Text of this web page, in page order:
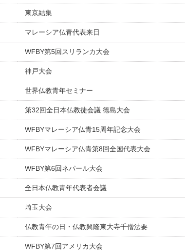
東京結集
マレーシア仏青代表来日
WFBY第5回スリランカ大会
神戸大会
世界仏教青年セミナー
第32回全日本仏教徒会議 徳島大会
WFBYマレーシア仏青15周年記念大会
WFBYマレーシア仏青第8回全国代表大会
WFBY第6回ネパール大会
全日本仏教青年代表者会議
埼玉大会
仏教青年の日・仏教興隆東大寺千僧法要
WFBY第7回アメリカ大会